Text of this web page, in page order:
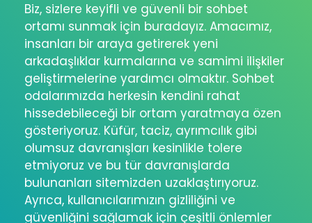
Biz, sizlere keyifli ve güvenli bir sohbet
ortamı sunmak için buradayız. Amacımız,
insanları bir araya getirerek yeni
arkadaşlıklar kurmalarına ve samimi ilişkiler
geliştirmelerine yardımcı olmaktır. Sohbet
odalarımızda herkesin kendini rahat
hissedebileceği bir ortam yaratmaya özen
gösteriyoruz. Küfür, taciz, ayrımcılık gibi
olumsuz davranışları kesinlikle tolere
etmiyoruz ve bu tür davranışlarda
bulunanları sitemizden uzaklaştırıyoruz.
Ayrıca, kullanıcılarımızın gizliliğini ve
güvenliğini sağlamak için çeşitli önlemler